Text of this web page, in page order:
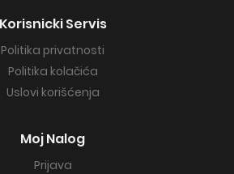
Korisnicki Servis
Politika privatnosti
Politika kolačića
Uslovi korišćenja
Moj Nalog
Prijava